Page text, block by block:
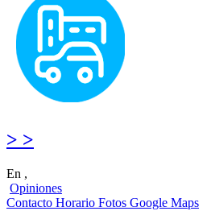
> >
En ,
Opiniones
Contacto Horario Fotos Google Maps